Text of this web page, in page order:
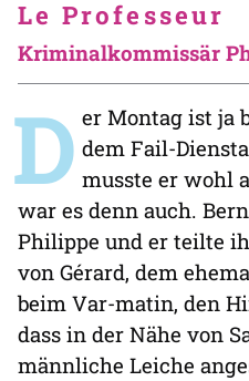
Le Professeur
Kriminalkommissär
D er Montag ist ja
dem Fail-
musste er wohl
war es denn auch.
Philippe und er teilte
von Gérard, dem
beim Var-matin, den
dass in der Nähe von
männliche Leiche